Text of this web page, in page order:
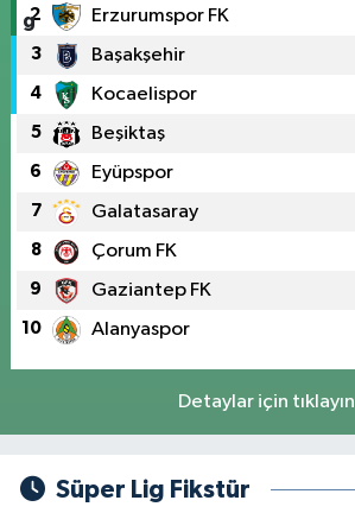
2 Erzurumspor FK
3 Başakşehir
4 Kocaelispor
5 Beşiktaş
6 Eyüpspor
7 Galatasaray
8 Çorum FK
9 Gaziantep FK
10 Alanyaspor
Detaylar için tıklayın
Süper Lig Fikstür